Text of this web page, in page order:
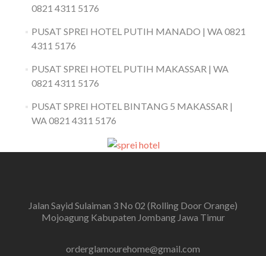
0821 4311 5176
PUSAT SPREI HOTEL PUTIH MANADO | WA 0821
4311 5176
PUSAT SPREI HOTEL PUTIH MAKASSAR | WA
0821 4311 5176
PUSAT SPREI HOTEL BINTANG 5 MAKASSAR |
WA 0821 4311 5176
Jalan Sayid Sulaiman 3 No 02 (Rolling Door Orange)
Mojoagung Kabupaten Jombang Jawa Timur
orderglamourehome@gmail.com